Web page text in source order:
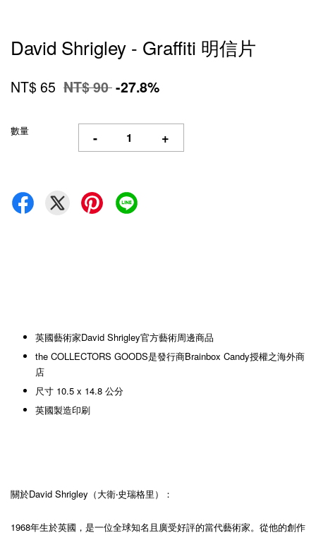
David Shrigley - Graffiti 明信片
NT$ 65 NT$ 90-27.8%
數量 - +
英國藝術家David Shrigley官方藝術周邊商品
the COLLECTORS GOODS是發行商Brainbox Candy授權之海外商
店
尺寸 10.5 x 14.8 公分
英國製造印刷
關於David Shrigley（大衛‧史瑞格里）：
1968年生於英國，是一位全球知名且廣受好評的當代藝術家。從他的創作